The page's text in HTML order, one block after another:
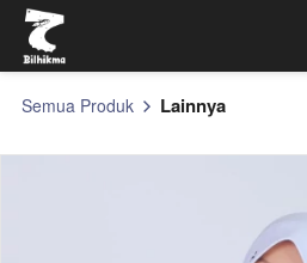
Semua Produk Lainnya